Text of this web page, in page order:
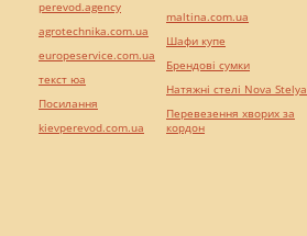
perevod.agency
agrotechnika.com.ua
europeservice.com.ua
текст юа
Посилання
kievperevod.com.ua
maltina.com.ua
Шафи купе
Брендові сумки
Натяжні стелі Nova Stelya
Перевезення хворих за
кордон